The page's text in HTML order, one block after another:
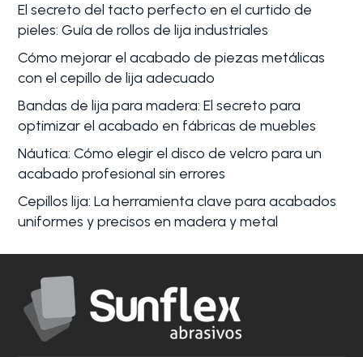
El secreto del tacto perfecto en el curtido de
pieles: Guía de rollos de lija industriales
Cómo mejorar el acabado de piezas metálicas
con el cepillo de lija adecuado
Bandas de lija para madera: El secreto para
optimizar el acabado en fábricas de muebles
Náutica: Cómo elegir el disco de velcro para un
acabado profesional sin errores
Cepillos lija: La herramienta clave para acabados
uniformes y precisos en madera y metal